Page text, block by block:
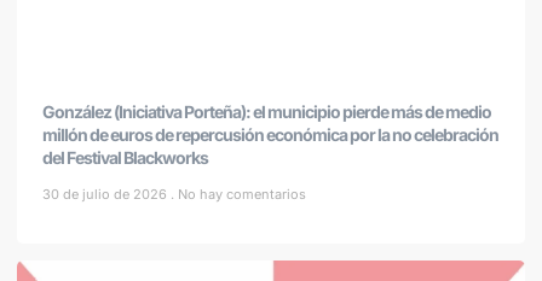
González (Iniciativa Porteña): el municipio pierde más de medio
millón de euros de repercusión económica por la no celebración
del Festival Blackworks
30 de julio de 2026 No hay comentarios